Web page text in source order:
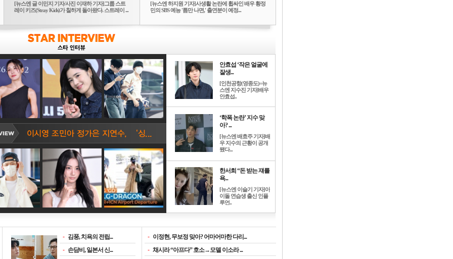
[뉴스엔 글 이민지 기자/사진 이재하 기자]그룹 스트
레이 키즈(Stray Kids)가 칠하게 돌아왔다. 스트레이 ...
[뉴스엔 하지원 기자]사생활 논란에 휩싸인 배우 황정
민의 SBS 예능 '틈만 나면,' 출연분이 예정...
안효섭 ‘작은 얼굴에
잘생...
[인천공항(영종도)=뉴
스엔 지수진 기자]배우
안효섭..
‘학폭 논란’ 지수 맞
아? ...
[뉴스엔 배효주 기자]배
우 지수의 근황이 공개
됐다...
한서희 “돈 받는 쟤를
욕...
[뉴스엔 이슬기 기자]아
이돌 연습생 출신 인플
루언..
- 김풍, 치욕의 전립...
- 손담비, 일본서 신...
- 이정현, 무보정 맞아? 어마어마한 다리...
- 채시라 “아프다” 호소→모델 이소라 ...